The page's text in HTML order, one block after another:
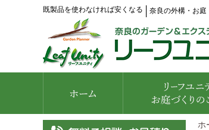
既製品を使わなければ安くなる 奈良の外構・お庭
ホ